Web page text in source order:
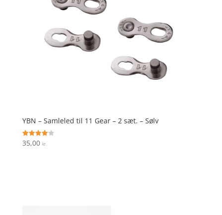
YBN – Samleled til 11 Gear – 2 sæt. – Sølv
Vurderet
4.1
35,00 kr.